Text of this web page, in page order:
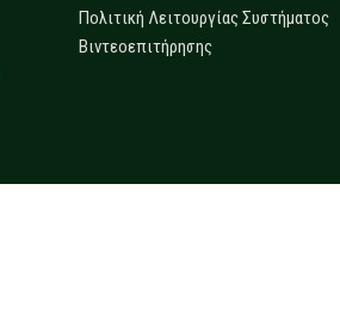
Πολιτική Λειτουργίας Συστήματος
Βιντεοεπιτήρησης